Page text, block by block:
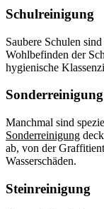
Schulreinigung
Saubere Schulen
Wohlbefinden der
hygienische
Sonderreinigung
Manchmal sind
Sonderreinigung
ab, von der
Wasserschäden.
Steinreinigung